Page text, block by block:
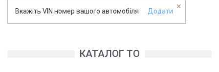
Вкажіть VIN номер вашого автомобіля Додати
×
КАТАЛОГ ТО